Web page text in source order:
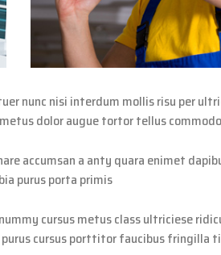
nunc nisi interdum mollis risu per
dolor augue tortor tellus
accumsan a anty quara enimet
purus porta primis
cursus metus class ultriciese
cursus porttitor faucibus fringilla